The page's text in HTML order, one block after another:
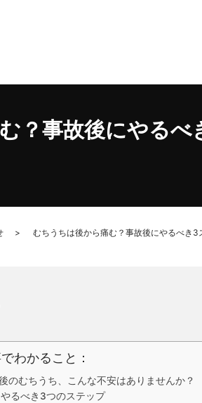
？事故後にやるべ
むちうちは後から痛む？事故後にやるべき
わかること：
のむちうち、こんな不安はありませんか？
るべき3つのステップ